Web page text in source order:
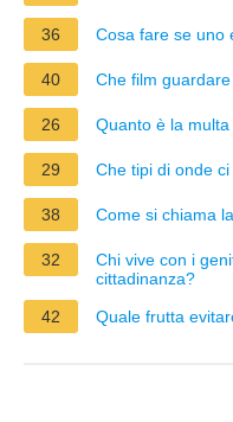
36 Cosa fare se uno
40 Che film
26 Quanto è la
29 Che tipi di onde
38 Come si chiama
32
Chi vive con i
cittadinanza?
42
Quale frutta